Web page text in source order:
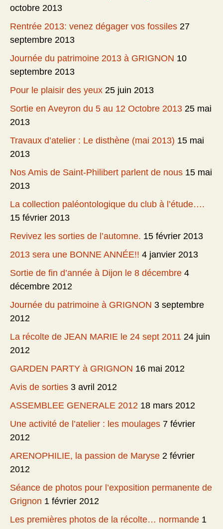
octobre 2013
Rentrée 2013: venez dégager vos fossiles 27
septembre 2013
Journée du patrimoine 2013 à GRIGNON 10
septembre 2013
Pour le plaisir des yeux 25 juin 2013
Sortie en Aveyron du 5 au 12 Octobre 2013 25 mai
2013
Travaux d’atelier : Le disthène (mai 2013) 15 mai
2013
Nos Amis de Saint-Philibert parlent de nous 15 mai
2013
La collection paléontologique du club à l’étude….
15 février 2013
Revivez les sorties de l’automne. 15 février 2013
2013 sera une BONNE ANNÉE!! 4 janvier 2013
Sortie de fin d’année à Dijon le 8 décembre 4
décembre 2012
Journée du patrimoine à GRIGNON 3 septembre
2012
La récolte de JEAN MARIE le 24 sept 2011 24 juin
2012
GARDEN PARTY à GRIGNON 16 mai 2012
Avis de sorties 3 avril 2012
ASSEMBLEE GENERALE 2012 18 mars 2012
Une activité de l’atelier : les moulages 7 février
2012
ARENOPHILIE, la passion de Maryse 2 février
2012
Séance de photos pour l’exposition permanente de
Grignon 1 février 2012
Les premières photos de la récolte… normande 1